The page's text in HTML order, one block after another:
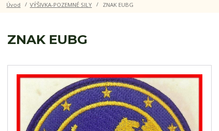
Úvod VÝŠIVKA-POZEMNÉ SILY ZNAK EUBG
ZNAK EUBG